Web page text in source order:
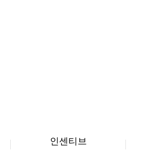
인센티브